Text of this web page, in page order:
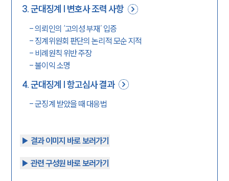
3.군대징계 | 변호사 조력 사항
-의뢰인의 ‘고의성 부재’ 입증
- 징계위원회 판단의 논리적 모순 지적
- 비례원칙 위반 주장
-불이익 소명
4.군대징계 | 항고심사 결과
-군징계 받았을 때 대응법
▶︎ 결과 이미지 바로 보러가기
▶︎ 관련 구성원 바로 보러가기